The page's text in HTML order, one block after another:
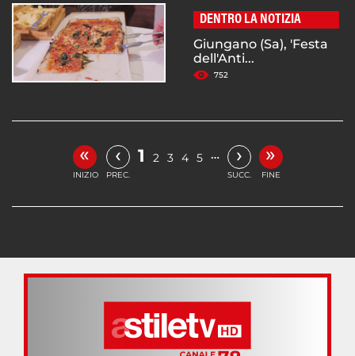
DENTRO LA NOTIZIA
Giungano (Sa), 'Festa
dell'Anti...
752
«
INIZIO
‹
PREC.
1 2 3 4 5 … ›
SUCC.
»
FINE